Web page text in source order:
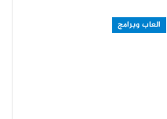
العاب وبرامج